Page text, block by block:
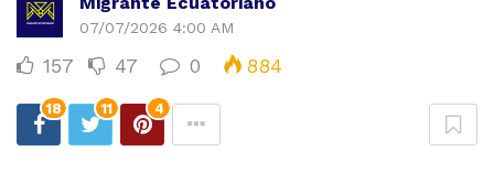
07/07/2026 4:00 AM
157 47 0 884
18 11 4